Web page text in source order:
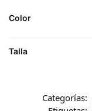
Color
Talla
Categorías: